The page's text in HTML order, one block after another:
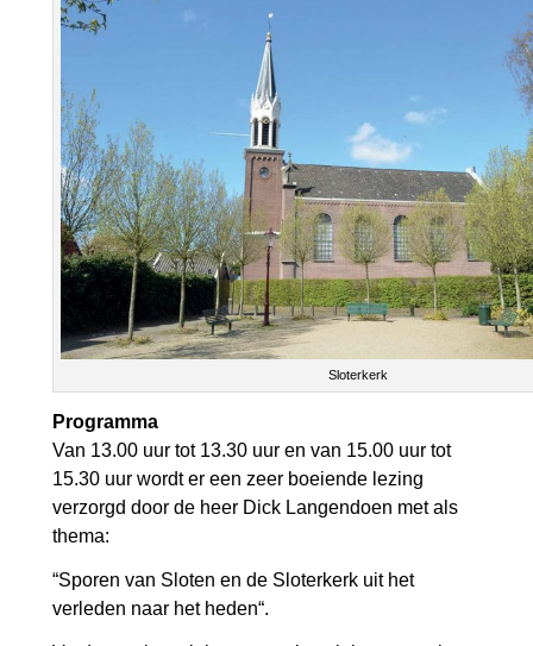
Sloterkerk
Programma
Van 13.00 uur tot 13.30 uur en van 15.00 uur tot
15.30 uur wordt er een zeer boeiende lezing
verzorgd door de heer Dick Langendoen met als
thema:
“Sporen van Sloten en de Sloterkerk uit het
verleden naar het heden“.